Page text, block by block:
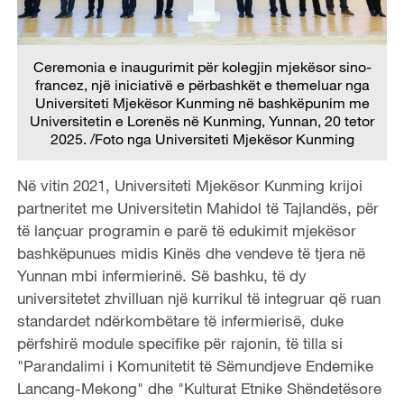
Ceremonia e inaugurimit për kolegjin mjekësor sino-
francez, një iniciativë e përbashkët e themeluar nga
Universiteti Mjekësor Kunming në bashkëpunim me
Universitetin e Lorenës në Kunming, Yunnan, 20 tetor
2025. /Foto nga Universiteti Mjekësor Kunming
Në vitin 2021, Universiteti Mjekësor Kunming krijoi
partneritet me Universitetin Mahidol të Tajlandës, për
të lançuar programin e parë të edukimit mjekësor
bashkëpunues midis Kinës dhe vendeve të tjera në
Yunnan mbi infermierinë. Së bashku, të dy
universitetet zhvilluan një kurrikul të integruar që ruan
standardet ndërkombëtare të infermierisë, duke
përfshirë module specifike për rajonin, të tilla si
"Parandalimi i Komunitetit të Sëmundjeve Endemike
Lancang-Mekong" dhe "Kulturat Etnike Shëndetësore